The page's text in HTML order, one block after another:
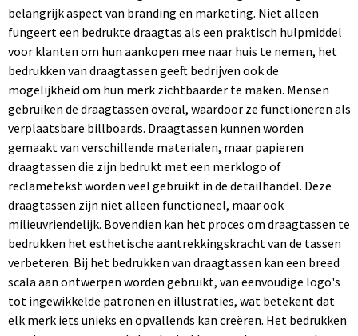
belangrijk aspect van branding en marketing. Niet alleen
fungeert een bedrukte draagtas als een praktisch hulpmiddel
voor klanten om hun aankopen mee naar huis te nemen, het
bedrukken van draagtassen geeft bedrijven ook de
mogelijkheid om hun merk zichtbaarder te maken. Mensen
gebruiken de draagtassen overal, waardoor ze functioneren als
verplaatsbare billboards. Draagtassen kunnen worden
gemaakt van verschillende materialen, maar papieren
draagtassen die zijn bedrukt met een merklogo of
reclametekst worden veel gebruikt in de detailhandel. Deze
draagtassen zijn niet alleen functioneel, maar ook
milieuvriendelijk. Bovendien kan het proces om draagtassen te
bedrukken het esthetische aantrekkingskracht van de tassen
verbeteren. Bij het bedrukken van draagtassen kan een breed
scala aan ontwerpen worden gebruikt, van eenvoudige logo's
tot ingewikkelde patronen en illustraties, wat betekent dat
elk merk iets unieks en opvallends kan creëren. Het bedrukken